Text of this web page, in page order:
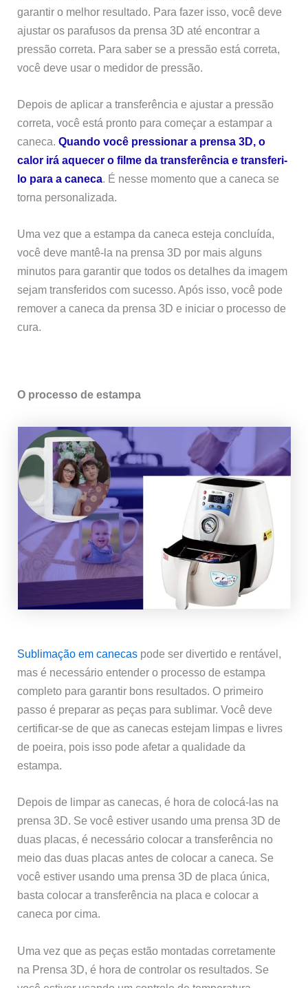
garantir o melhor resultado. Para fazer isso, você deve
ajustar os parafusos da prensa 3D até encontrar a
pressão correta. Para saber se a pressão está correta,
você deve usar o medidor de pressão.
Depois de aplicar a transferência e ajustar a pressão
correta, você está pronto para começar a estampar a
caneca.Quando você pressionar a prensa 3D, o
calor irá aquecer o filme da transferência e transferi-
lo para a caneca. É nesse momento que a caneca se
torna personalizada.
Uma vez que a estampa da caneca esteja concluída,
você deve mantê-la na prensa 3D por mais alguns
minutos para garantir que todos os detalhes da imagem
sejam transferidos com sucesso. Após isso, você pode
remover a caneca da prensa 3D e iniciar o processo de
cura.
O processo de estampa
Sublimação em canecas pode ser divertido e rentável,
mas é necessário entender o processo de estampa
completo para garantir bons resultados. O primeiro
passo é preparar as peças para sublimar. Você deve
certificar-se de que as canecas estejam limpas e livres
de poeira, pois isso pode afetar a qualidade da
estampa.
Depois de limpar as canecas, é hora de colocá-las na
prensa 3D. Se você estiver usando uma prensa 3D de
duas placas, é necessário colocar a transferência no
meio das duas placas antes de colocar a caneca. Se
você estiver usando uma prensa 3D de placa única,
basta colocar a transferência na placa e colocar a
caneca por cima.
Uma vez que as peças estão montadas corretamente
na Prensa 3D, é hora de controlar os resultados. Se